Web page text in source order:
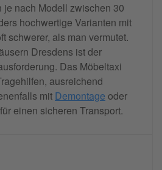
je nach Modell zwischen 30
hochwertige Varianten mit
schwerer, als man vermutet.
Dresdens ist der
Das Möbeltaxi
ausreichend
mit Demontage oder
einen sicheren Transport.